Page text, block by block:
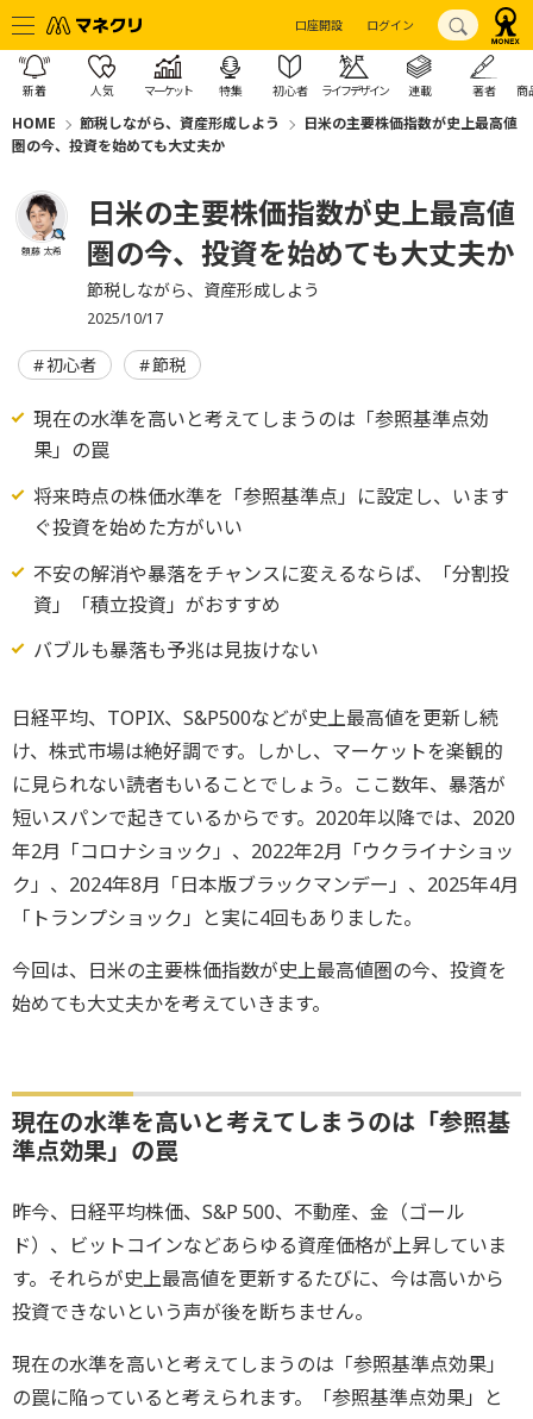
口座開設 ログイン
新着 人気 マーケット 特集 初心者 ライフデザイン 連載 著者 商
HOME 節税しながら、資産形成しよう
日米の主要株価指数が史上最高値
圏の今、投資を始めても大丈夫か
頼藤 太希
日米の主要株価指数が史上最高値
圏の今、投資を始めても大丈夫か
節税しながら、資産形成しよう
2025/10/17
初心者 節税
現在の水準を高いと考えてしまうのは「参照基準点効
果」の罠
将来時点の株価水準を「参照基準点」に設定し、います
ぐ投資を始めた方がいい
不安の解消や暴落をチャンスに変えるならば、「分割投
資」「積立投資」がおすすめ
バブルも暴落も予兆は見抜けない
日経平均、TOPIX、S&P500などが史上最高値を更新し続
け、株式市場は絶好調です。しかし、マーケットを楽観的
に見られない読者もいることでしょう。ここ数年、暴落が
短いスパンで起きているからです。2020年以降では、2020
年2月「コロナショック」、2022年2月「ウクライナショッ
ク」、2024年8月「日本版ブラックマンデー」、2025年4月
「トランプショック」と実に4回もありました。
今回は、日米の主要株価指数が史上最高値圏の今、投資を
始めても大丈夫かを考えていきます。
現在の水準を高いと考えてしまうのは「参照基
準点効果」の罠
昨今、日経平均株価、S&P 500、不動産、金（ゴール
ド）、ビットコインなどあらゆる資産価格が上昇していま
す。それらが史上最高値を更新するたびに、今は高いから
投資できないという声が後を断ちません。
現在の水準を高いと考えてしまうのは「参照基準点効果」
の罠に陥っていると考えられます。「参照基準点効果」と